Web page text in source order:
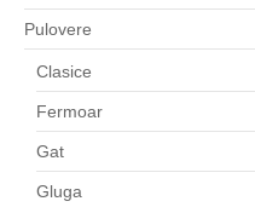
Pulovere
Clasice
Fermoar
Gat
Gluga